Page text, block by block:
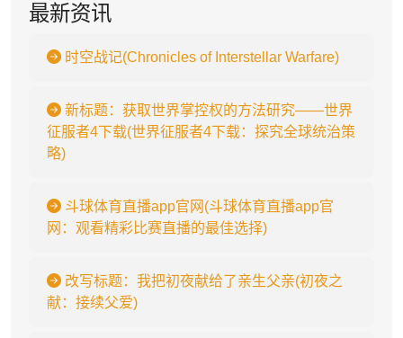
最新资讯
时空战记(Chronicles of Interstellar Warfare)
新标题：获取世界掌控权的方法研究——世界
征服者4下载(世界征服者4下载：探究全球统治策
略)
斗球体育直播app官网(斗球体育直播app官
网：观看精彩比赛直播的最佳选择)
改写标题：我把初夜献给了亲生父亲(初夜之
献：接续父爱)